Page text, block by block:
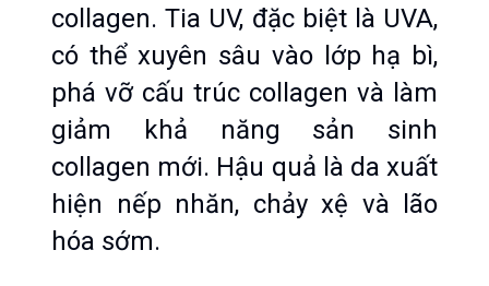
collagen. Tia UV, đặc biệt là UVA,
có thể xuyên sâu vào lớp hạ bì,
phá vỡ cấu trúc collagen và làm
giảm khả năng sản sinh
collagen mới. Hậu quả là da xuất
hiện nếp nhăn, chảy xệ và lão
hóa sớm.